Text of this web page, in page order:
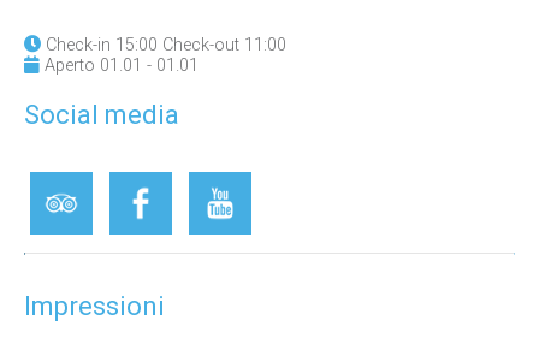
Check-in 15:00 Check-out 11:00
Aperto 01.01 - 01.01
Social media
Impressioni